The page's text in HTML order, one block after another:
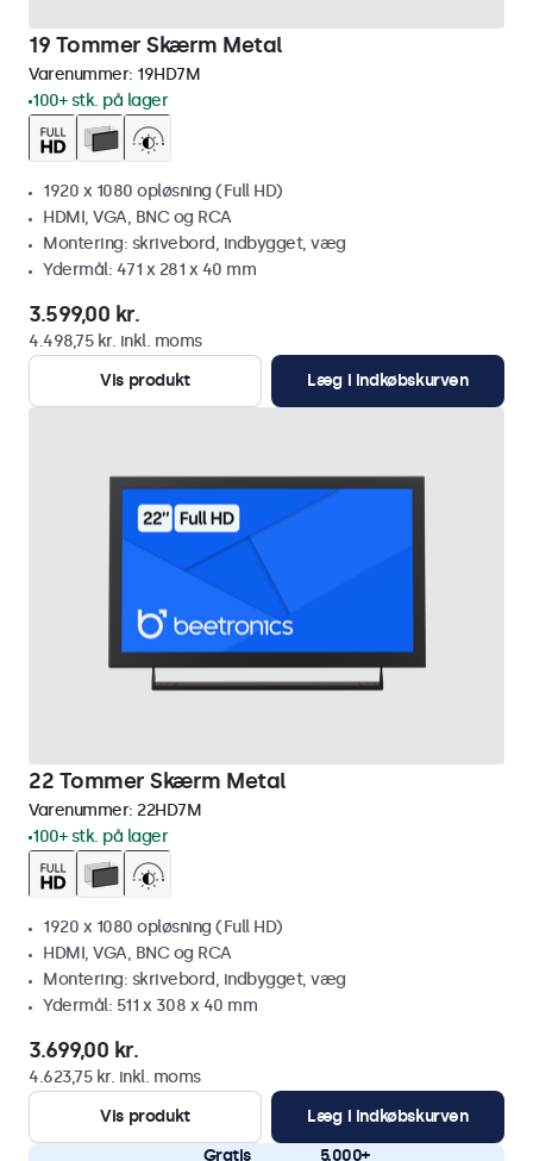
19 Tommer Skærm Metal
Varenummer: 19HD7M
100+ stk. på lager
1920 x 1080 opløsning (Full HD)
HDMI, VGA, BNC og RCA
Montering: skrivebord, indbygget, væg
Ydermål: 471 x 281 x 40 mm
3.599,00 kr.
4.498,75 kr. inkl. moms
Vis produkt
Læg i indkøbskurven
22 Tommer Skærm Metal
Varenummer: 22HD7M
100+ stk. på lager
1920 x 1080 opløsning (Full HD)
HDMI, VGA, BNC og RCA
Montering: skrivebord, indbygget, væg
Ydermål: 511 x 308 x 40 mm
3.699,00 kr.
4.623,75 kr. inkl. moms
Vis produkt
Læg i indkøbskurven
Gratis
5.000+